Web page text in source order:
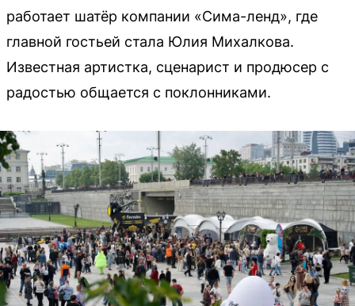
работает шатёр компании «Сима-ленд», где
главной гостьей стала Юлия Михалкова.
Известная артистка, сценарист и продюсер с
радостью общается с поклонниками.